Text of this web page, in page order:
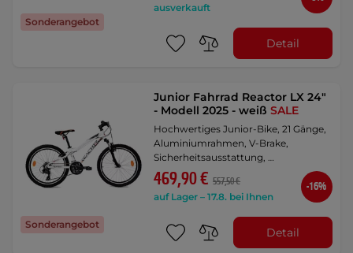
Sonderangebot
ausverkauft
Detail
Sonderangebot
Junior Fahrrad Reactor LX 24"
- Modell 2025 - weißSALE
Hochwertiges Junior-Bike, 21 Gänge,
Aluminiumrahmen, V-Brake,
Sicherheitsausstattung, …
469,90 € 557,50 €
auf Lager – 17.8. bei Ihnen
-16%
Detail